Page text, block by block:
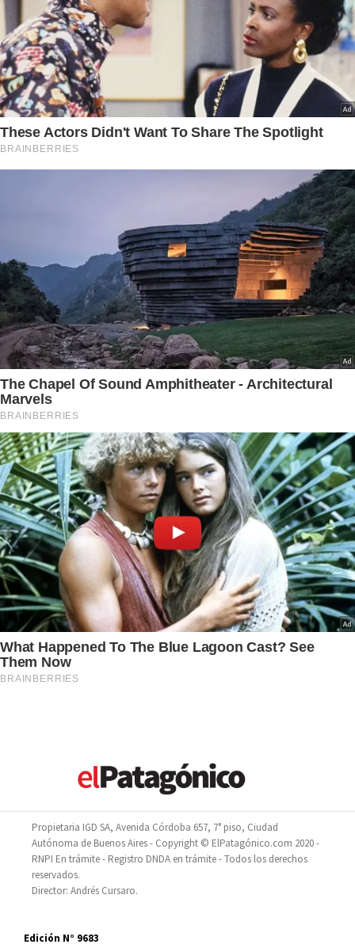
Propietaria IGD SA, Avenida Córdoba 657, 7° piso, Ciudad
Autónoma de Buenos Aires - Copyright © ElPatagónico.com 2020 -
RNPI En trámite - Registro DNDA en trámite - Todos los derechos
reservados.
Director: Andrés Cursaro.
Edición N° 9683